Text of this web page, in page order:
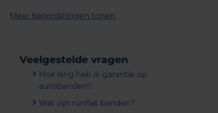
Meer beoordelingen tonen
Veelgestelde vragen
Hoe lang heb ik garantie op
autobanden?
Wat zijn runflat banden?